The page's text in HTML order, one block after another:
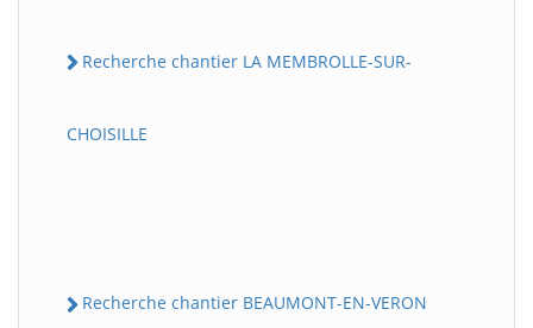
Recherche chantier LA MEMBROLLE-SUR-
CHOISILLE
Recherche chantier BEAUMONT-EN-VERON